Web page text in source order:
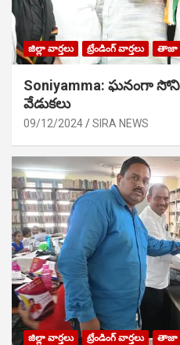
జిల్లా వార్తలు ట్రేండింగ్ వార్తలు తాజా
Soniyamma: ఘ‌నంగా
వేడుక‌లు
09/12/2024 SIRA NEWS
జిల్లా వార్తలు ట్రేండింగ్ వార్తలు తాజా